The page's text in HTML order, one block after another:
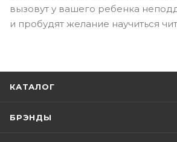
вызовут у вашего ребенка
и пробудят желание научиться
КАТАЛОГ
БРЭНДЫ